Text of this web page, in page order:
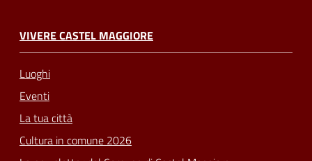
VIVERE CASTEL MAGGIORE
Luoghi
Eventi
La tua città
Cultura in comune 2026